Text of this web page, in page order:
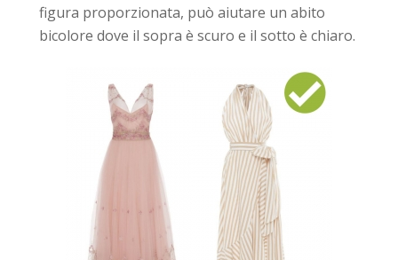
figura proporzionata, può aiutare un abito
bicolore dove il sopra è scuro e il sotto è chiaro.